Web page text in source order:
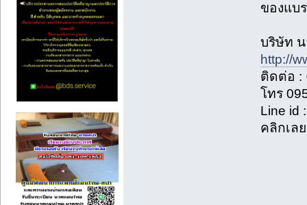
ของแบ
บริษัท
http://
ติดต่อ
โทร
Line id
คลิกเล